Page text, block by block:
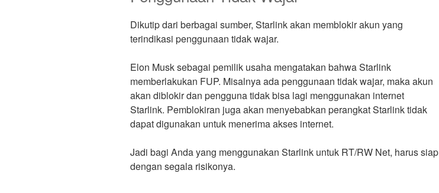
Dikutip dari berbagai sumber, Starlink akan memblokir akun yang
terindikasi penggunaan tidak wajar.
Elon Musk sebagai pemilik usaha mengatakan bahwa Starlink
memberlakukan FUP. Misalnya ada penggunaan tidak wajar, maka akun
akan diblokir dan pengguna tidak bisa lagi menggunakan internet
Starlink. Pemblokiran juga akan menyebabkan perangkat Starlink tidak
dapat digunakan untuk menerima akses internet.
Jadi bagi Anda yang menggunakan Starlink untuk RT/RW Net, harus siap
dengan segala risikonya.